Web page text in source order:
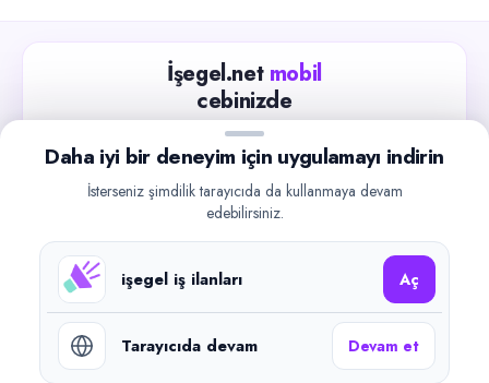
İşegel.net mobil
cebinizde
Güncel iş ilanlarını takip edin, işverenlerle hızlıca
iletişime geçin.
Google Play
©2026işegel.net. Tüm hakları saklıdır.
Daha iyi bir deneyim için uygulamayı indirin
İsterseniz şimdilik tarayıcıda da kullanmaya devam
edebilirsiniz.
işegel iş ilanları Aç
Tarayıcıda devam Devam et